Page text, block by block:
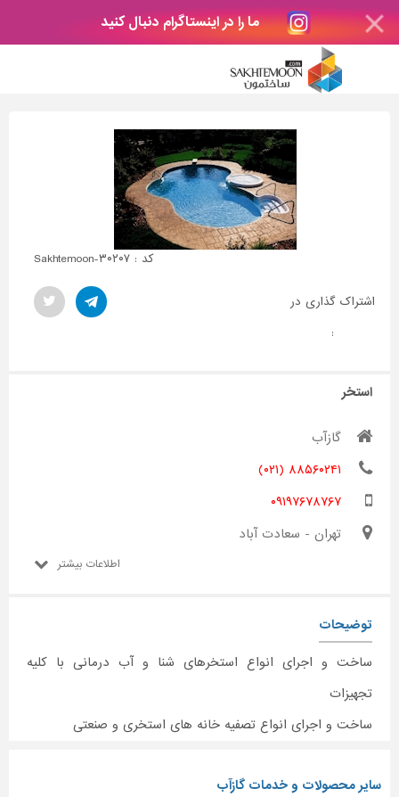
ما را در اینستاگرام دنبال کنید
کد : Sakhtemoon-۳۰۲۰۷
اشتراک گذاری در
:
استخر
گازآب
۸۸۵۶۰۲۴۱ (۰۲۱)
۰۹۱۹۷۶۷۸۷۶۷
تهران - سعادت آباد
اطلاعات بیشتر
توضیحات
ساخت و اجرای انواع استخرهای شنا و آب درمانی با کلیه
تجهیزات
ساخت و اجرای انواع تصفیه خانه های استخری و صنعتی
سایر محصولات و خدمات گازآب